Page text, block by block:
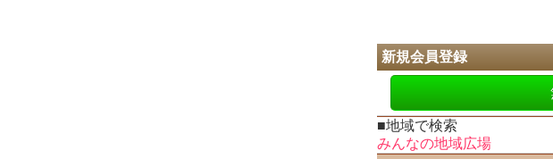
新規会員登録
■地域で検索
みんなの地域広場